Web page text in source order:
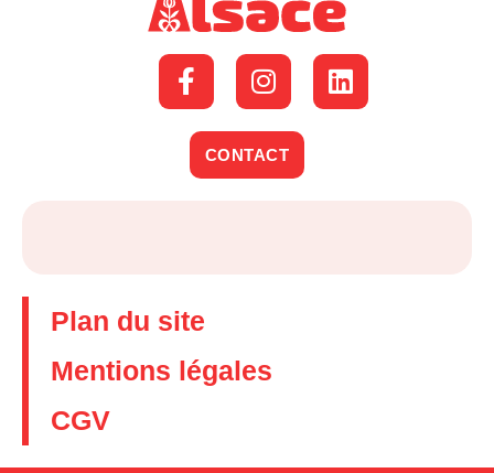
CONTACT
Plan du site
Mentions légales
CGV